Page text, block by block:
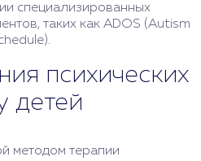
специализированных
таких как ADOS (Autism
психических
детей
методом терапии